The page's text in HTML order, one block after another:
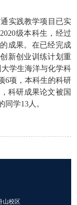
实践教学项目已实
级本科生，经过
成果。在已经完成
新创业训练计划重
学生海洋与化学科
6项，本科生的科研
科研成果论文被国
学13人。
山校区